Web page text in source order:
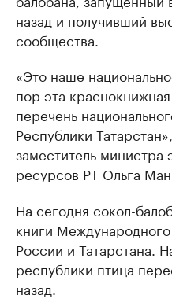
назад и получивший
сообщества.
«Это наше
пор эта
перечень
Республики
заместитель
ресурсов РТ Ольга
На сегодня сокол-
книги
России и Татарстана.
республики птица
назад.